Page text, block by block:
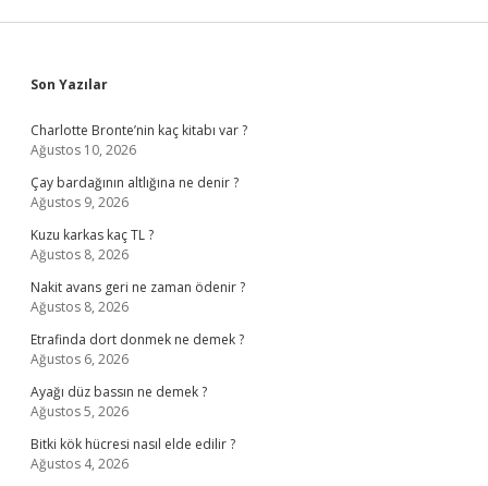
Sidebar
Son Yazılar
Charlotte Bronte’nin kaç kitabı var ?
Ağustos 10, 2026
Çay bardağının altlığına ne denir ?
Ağustos 9, 2026
Kuzu karkas kaç TL ?
Ağustos 8, 2026
Nakit avans geri ne zaman ödenir ?
Ağustos 8, 2026
Etrafinda dort donmek ne demek ?
Ağustos 6, 2026
Ayağı düz bassın ne demek ?
Ağustos 5, 2026
Bitki kök hücresi nasıl elde edilir ?
Ağustos 4, 2026